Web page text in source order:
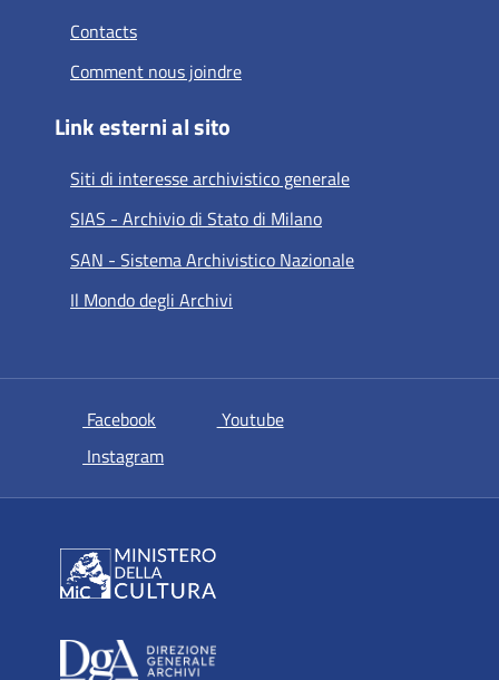
Contacts
Comment nous joindre
Link esterni al sito
Siti di interesse archivistico generale
SIAS - Archivio di Stato di Milano
SAN - Sistema Archivistico Nazionale
Il Mondo degli Archivi
Facebook si apre in una nuova scheda
Youtubesi apre in una nuova scheda
Instagramsi apre in una nuova scheda